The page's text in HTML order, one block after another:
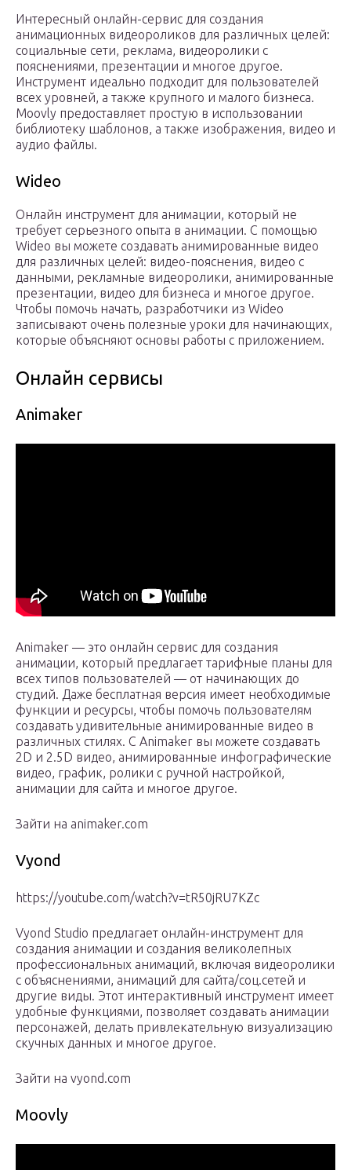
Интересный онлайн-сервис для создания
анимационных видеороликов для различных целей:
социальные сети, реклама, видеоролики с
пояснениями, презентации и многое другое.
Инструмент идеально подходит для пользователей
всех уровней, а также крупного и малого бизнеса.
Moovly предоставляет простую в использовании
библиотеку шаблонов, а также изображения, видео и
аудио файлы.
Wideo
Онлайн инструмент для анимации, который не
требует серьезного опыта в анимации. С помощью
Wideo вы можете создавать анимированные видео
для различных целей: видео-пояснения, видео с
данными, рекламные видеоролики, анимированные
презентации, видео для бизнеса и многое другое.
Чтобы помочь начать, разработчики из Wideo
записывают очень полезные уроки для начинающих,
которые объясняют основы работы с приложением.
Онлайн сервисы
Animaker
Animaker — это онлайн сервис для создания
анимации, который предлагает тарифные планы для
всех типов пользователей — от начинающих до
студий. Даже бесплатная версия имеет необходимые
функции и ресурсы, чтобы помочь пользователям
создавать удивительные анимированные видео в
различных стилях. С Animaker вы можете создавать
2D и 2.5D видео, анимированные инфографические
видео, график, ролики с ручной настройкой,
анимации для сайта и многое другое.
Зайти на animaker.com
Vyond
https://youtube.com/watch?v=tR50jRU7KZc
Vyond Studio предлагает онлайн-инструмент для
создания анимации и создания великолепных
профессиональных анимаций, включая видеоролики
с объяснениями, анимаций для сайта/соц.сетей и
другие виды. Этот интерактивный инструмент имеет
удобные функциями, позволяет создавать анимации
персонажей, делать привлекательную визуализацию
скучных данных и многое другое.
Зайти на vyond.com
Moovly